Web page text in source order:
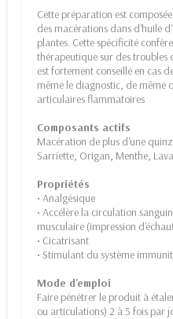
Cette préparation est
des macérations dans d'huile
plantes. Cette spécificité
thérapeutique sur des troubles
est fortement conseillé en cas
même le diagnostic, de même
articulaires flammatoires
Composants actifs
Macération de plus d'une
Sarriette, Origan, Menthe,
Propriétés
• Analgésique
• Accélère la circulation
musculaire (impression
• Cicatrisant
• Stimulant du système
Mode d'emploi
Faire pénétrer le produit à
ou articulations) 2 à 5 fois par